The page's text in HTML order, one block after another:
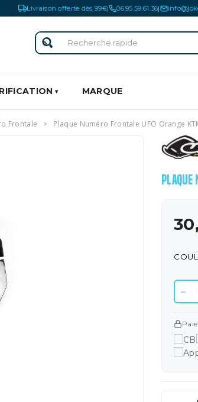
Livraison offerte dès 99€| 06.95.59.61.36|
MARQUE
Frontale Plaque Numéro Frontale UFO Orange